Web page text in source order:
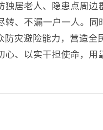
居老人、隐患点周
、不漏一户一人。
灾避险能力，营造全
、以实干担使命，